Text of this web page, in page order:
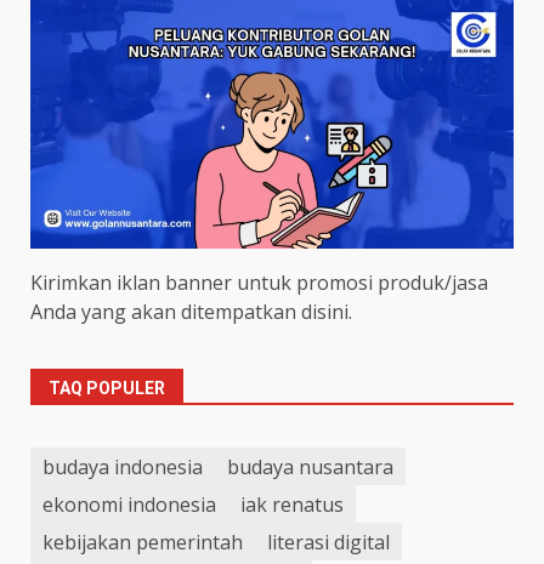
Kirimkan iklan banner untuk promosi produk/jasa
Anda yang akan ditempatkan disini.
TAQ POPULER
budaya indonesia
budaya nusantara
ekonomi indonesia
iak renatus
kebijakan pemerintah
literasi digital